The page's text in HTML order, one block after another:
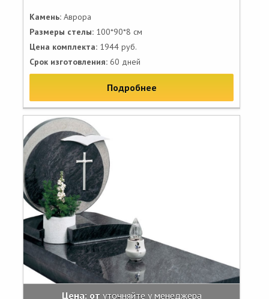
Камень: Аврора
Размеры стелы: 100*90*8 см
Цена комплекта: 1944 руб.
Срок изготовления: 60 дней
Подробнее
Цена: от уточняйте у менеджера